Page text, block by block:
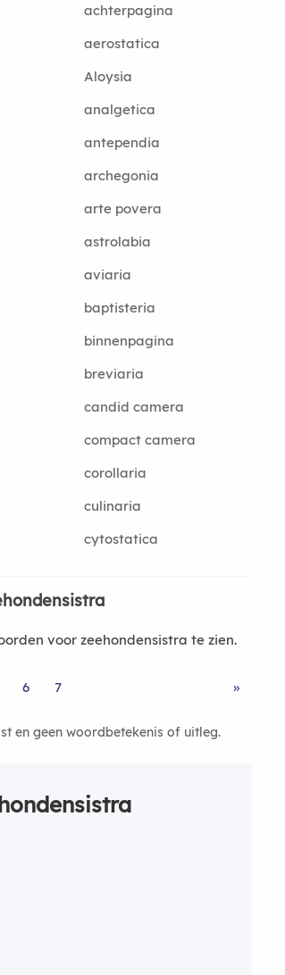
achterpagina
aerostatica
Aloysia
analgetica
antependia
archegonia
arte povera
astrolabia
aviaria
baptisteria
binnenpagina
breviaria
candid camera
compact camera
corollaria
culinaria
cytostatica
voor zeehondensistra te zien.
6 7 »
en geen woordbetekenis of uitleg.